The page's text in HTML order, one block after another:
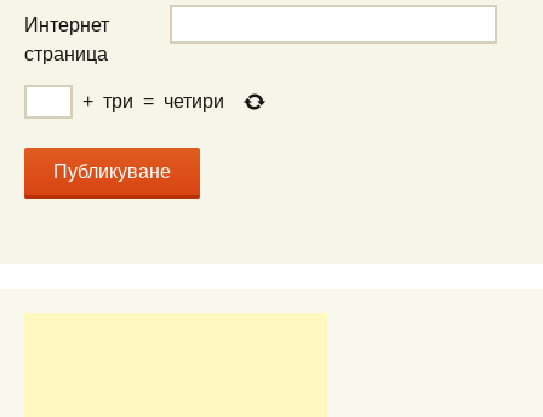
Интернет
страница
+ три = четири